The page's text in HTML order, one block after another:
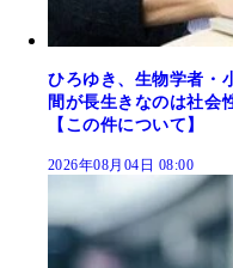
ひろゆき、生物学者・
間が長生きなのは社会
【この件について】
2026年08月04日 08:00